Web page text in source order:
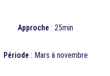
Approche : 25min
Période : Mars à novembre